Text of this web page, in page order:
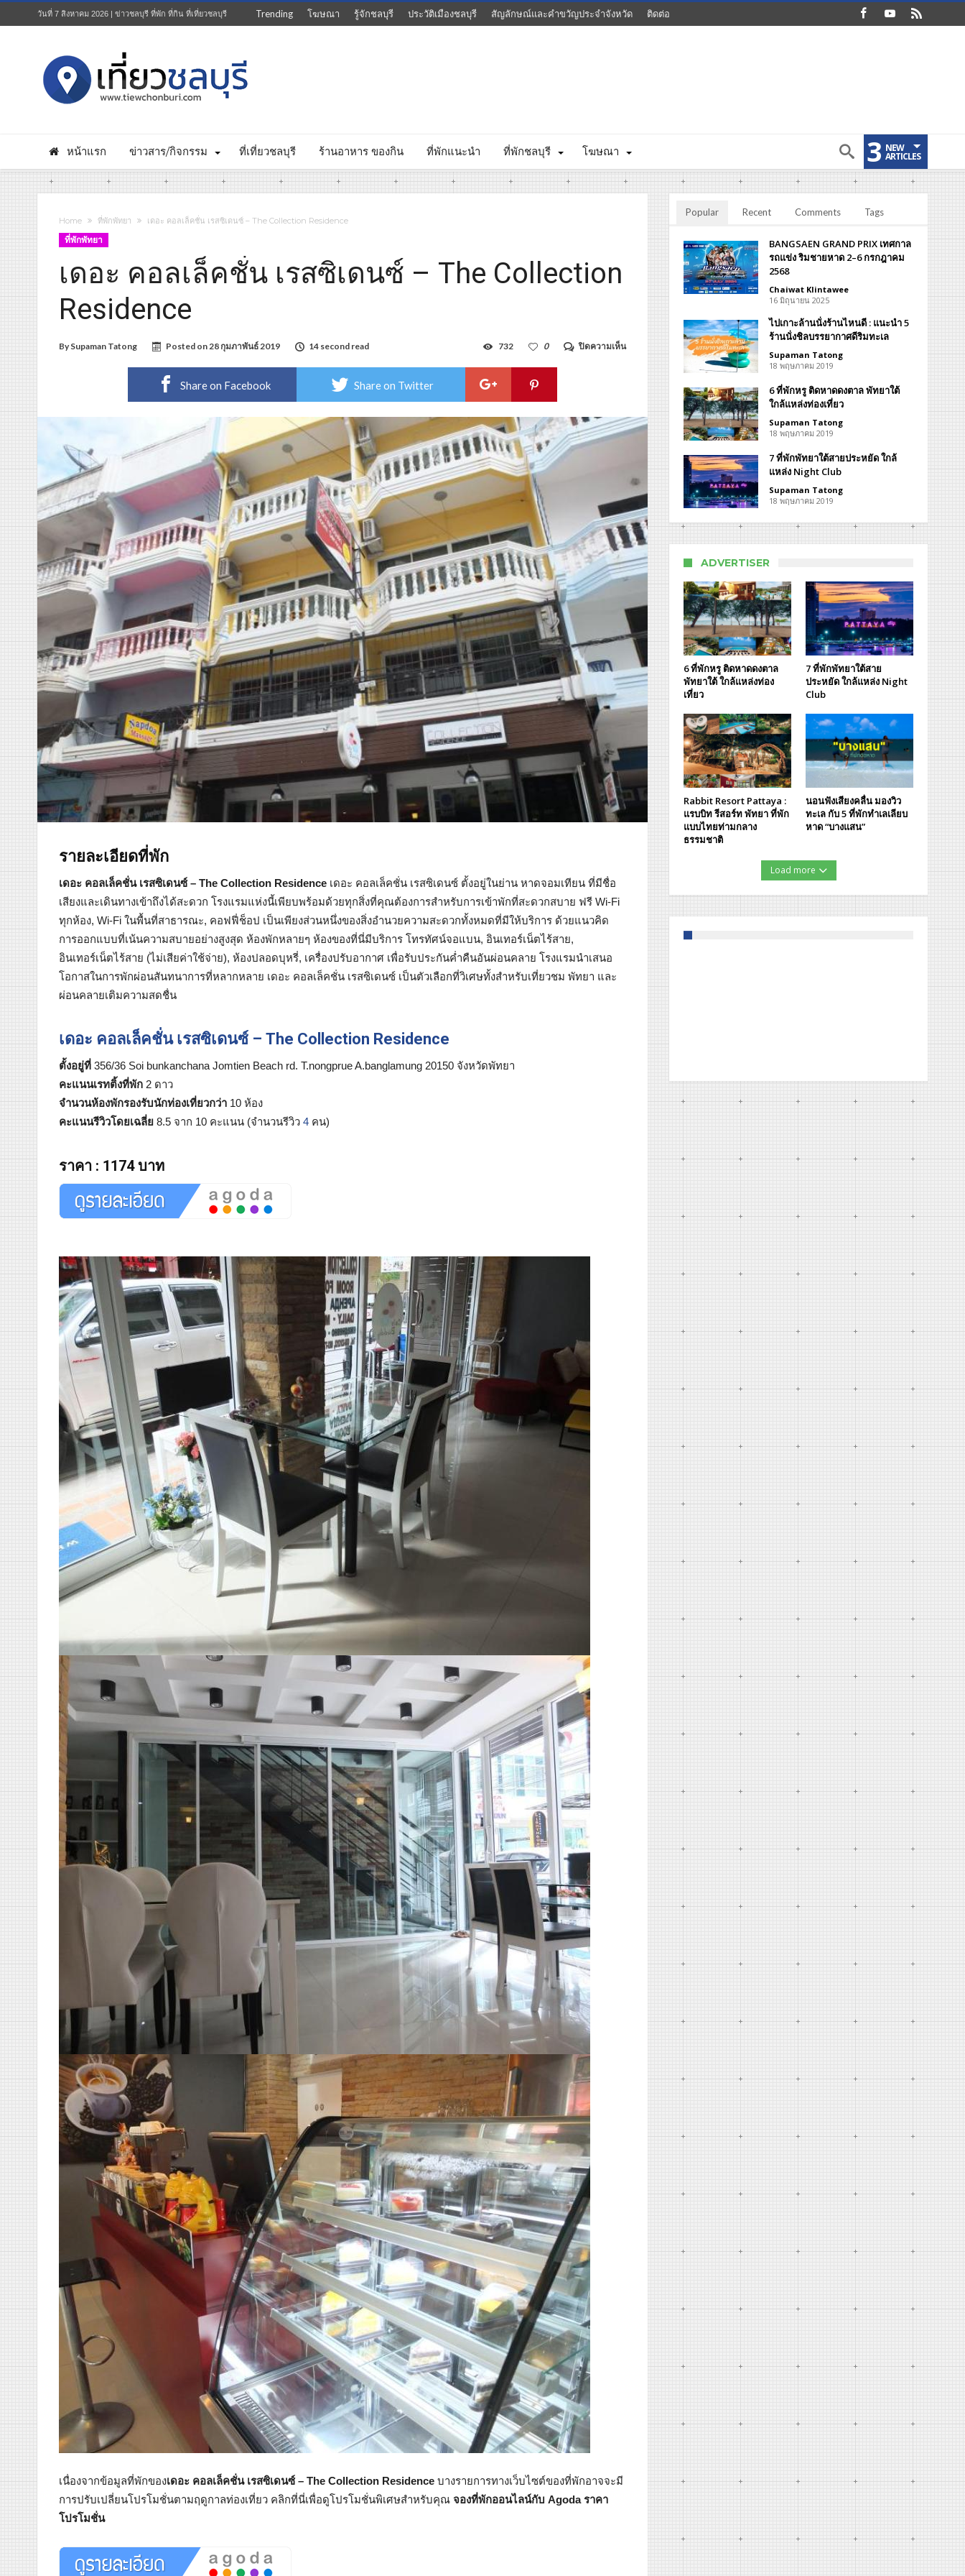
วันที่ 7 สิงหาคม 2026 | ข่าวชลบุรี ที่พัก ที่กิน ที่เที่ยวชลบุรี Trending โฆษณา รู้จักชลบุรี ประวัติเมืองชลบุรี สัญลักษณ์และคำขวัญประจำจังหวัด ติดต่อ
หน้าแรก ข่าวสาร/กิจกรรม ที่เที่ยวชลบุรี ร้านอาหาร ของกิน ที่พักแนะนำ ที่พักชลบุรี โฆษณา 3 NEW
ARTICLES
Home ที่พักพัทยา เดอะ คอลเล็คชั่น เรสซิเดนซ์ – The Collection Residence
ที่พักพัทยา
เดอะ คอลเล็คชั่น เรสซิเดนซ์ – The Collection
Residence
By Supaman Tatong Posted on28 กุมภาพันธ์ 2019 14 second read ปิดความเห็นบน
เดน
ซ์
–
0
732
Share on Facebook Share on Twitter
รายละเอียดที่พัก
เดอะ คอลเล็คชั่น เรสซิเดนซ์ – The Collection Residence เดอะ คอลเล็คชั่น เรสซิเดนซ์ ตั้งอยู่ในย่าน หาดจอมเทียน ที่มีชื่อ
เสียงและเดินทางเข้าถึงได้สะดวก โรงแรมแห่งนี้เพียบพร้อมด้วยทุกสิ่งที่คุณต้องการสำหรับการเข้าพักที่สะดวกสบาย ฟรี Wi-Fi
ทุกห้อง, Wi-Fi ในพื้นที่สาธารณะ, คอฟฟี่ช็อป เป็นเพียงส่วนหนึ่งของสิ่งอำนวยความสะดวกทั้งหมดที่มีให้บริการ ด้วยแนวคิด
การออกแบบที่เน้นความสบายอย่างสูงสุด ห้องพักหลายๆ ห้องของที่นี่มีบริการ โทรทัศน์จอแบน, อินเทอร์เน็ตไร้สาย,
อินเทอร์เน็ตไร้สาย (ไม่เสียค่าใช้จ่าย), ห้องปลอดบุหรี่, เครื่องปรับอากาศ เพื่อรับประกันค่ำคืนอันผ่อนคลาย โรงแรมนำเสนอ
โอกาสในการพักผ่อนสันทนาการที่หลากหลาย เดอะ คอลเล็คชั่น เรสซิเดนซ์ เป็นตัวเลือกที่วิเศษทั้งสำหรับเที่ยวชม พัทยา และ
ผ่อนคลายเติมความสดชื่น
เดอะ คอลเล็คชั่น เรสซิเดนซ์ – The Collection Residence
ตั้งอยู่ที่ 356/36 Soi bunkanchana Jomtien Beach rd. T.nongprue A.banglamung 20150 จังหวัดพัทยา
คะแนนเรทติ้งที่พัก 2 ดาว
จำนวนห้องพักรองรับนักท่องเที่ยวกว่า 10 ห้อง
คะแนนรีวิวโดยเฉลี่ย 8.5 จาก 10 คะแนน (จำนวนรีวิว 4 คน)
ราคา : 1174 บาท
เนื่องจากข้อมูลที่พักของเดอะ คอลเล็คชั่น เรสซิเดนซ์ – The Collection Residence บางรายการทางเว็บไซต์ของที่พักอาจจะมี
การปรับเปลี่ยนโปรโมชั่นตามฤดูกาลท่องเที่ยว คลิกที่นี่เพื่อดูโปรโมชั่นพิเศษสำหรับคุณ จองที่พักออนไลน์กับ Agoda ราคา
โปรโมชั่น
Popular Recent Comments Tags
BANGSAEN GRAND PRIX เทศกาล
รถแข่ง ริมชายหาด 2–6 กรกฎาคม
2568
Chaiwat Klintawee
16 มิถุนายน 2025
ไปเกาะล้านนั่งร้านไหนดี : แนะนำ 5
ร้านนั่งชิลบรรยากาศดีริมทะเล
Supaman Tatong
18 พฤษภาคม 2019
6 ที่พักหรู ติดหาดดงตาล พัทยาใต้
ใกล้แหล่งท่องเที่ยว
Supaman Tatong
18 พฤษภาคม 2019
7 ที่พักพัทยาใต้สายประหยัด ใกล้
แหล่ง Night Club
Supaman Tatong
18 พฤษภาคม 2019
ADVERTISER
6 ที่พักหรู ติดหาดดงตาล
พัทยาใต้ ใกล้แหล่งท่อง
เที่ยว
7 ที่พักพัทยาใต้สาย
ประหยัด ใกล้แหล่ง Night
Club
Rabbit Resort Pattaya :
แรบบิท รีสอร์ท พัทยา ที่พัก
แบบไทยท่ามกลาง
ธรรมชาติ
นอนฟังเสียงคลื่น มองวิว
ทะเล กับ 5 ที่พักทำเลเลียบ
หาด “บางแสน”
Load more